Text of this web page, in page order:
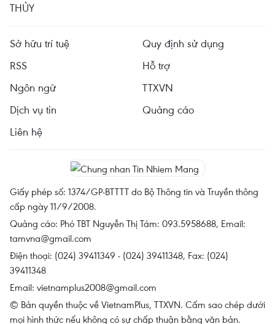
THỦY
Sở hữu trí tuệ
Quy định sử dụng
RSS
Hỗ trợ
Ngôn ngữ
TTXVN
Dịch vụ tin
Quảng cáo
Liên hệ
Giấy phép số: 1374/GP-BTTTT do Bộ Thông tin và Truyền thông
cấp ngày 11/9/2008.
Quảng cáo: Phó TBT Nguyễn Thị Tám: 093.5958688, Email:
tamvna@gmail.com
Điện thoại: (024) 39411349 - (024) 39411348, Fax: (024)
39411348
Email: vietnamplus2008@gmail.com
© Bản quyền thuộc về VietnamPlus, TTXVN. Cấm sao chép dưới
mọi hình thức nếu không có sự chấp thuận bằng văn bản.